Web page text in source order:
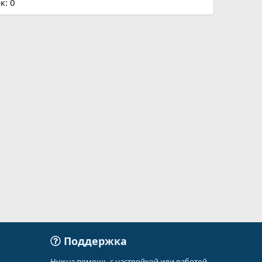
0
Поддержка